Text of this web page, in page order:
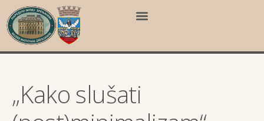
„Kako slušati